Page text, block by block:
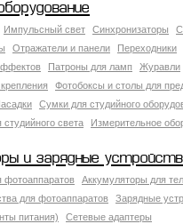
Импульсный свет Синхронизаторы
Отражатели и панели
Переходники
Патроны для ламп Журавли
Фотобоксы и столы для
Сумки для студийного
света
Измерительное
и зарядные
фотоаппаратов
Аккумуляторы для
для фотоаппаратов
Зарядные
питания)
Сетевые адаптеры